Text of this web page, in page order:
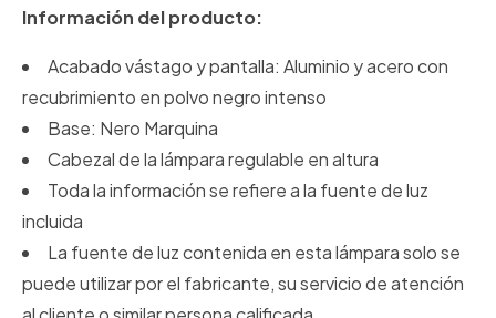
Información del producto:
Acabado vástago y pantalla: Aluminio y acero con
recubrimiento en polvo negro intenso
Base: Nero Marquina
Cabezal de la lámpara regulable en altura
Toda la información se refiere a la fuente de luz
incluida
La fuente de luz contenida en esta lámpara solo se
puede utilizar por el fabricante, su servicio de atención